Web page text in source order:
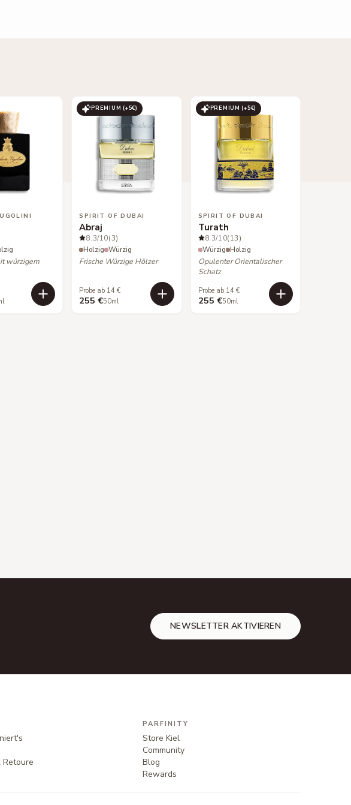
würzigem
PREMIUM (+5€)
SPIRIT OF DUBAI
Abraj
8.3/10(3)
Holzig Würzig
Frische Würzige Hölzer
Probe ab 14 €
255 €50ml
PREMIUM (+5€)
SPIRIT OF DUBAI
Turath
8.3/10(13)
Würzig Holzig
Opulenter Orientalischer
Schatz
Probe ab 14 €
255 €50ml
NEWSLETTER AKTIVIEREN
Retoure
PARFINITY
Store Kiel
Community
Blog
Rewards